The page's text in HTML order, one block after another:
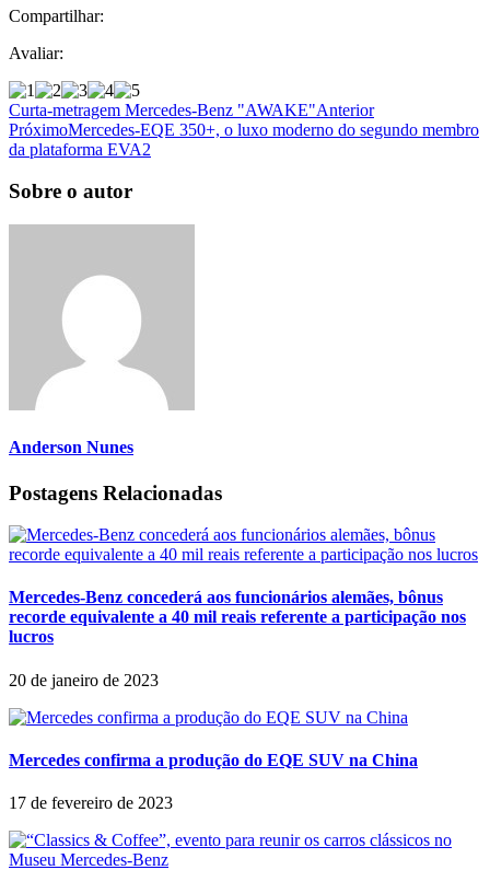
Compartilhar:
Avaliar:
Curta-metragem Mercedes-Benz "AWAKE"Anterior
PróximoMercedes-EQE 350+, o luxo moderno do segundo membro
da plataforma EVA2
Sobre o autor
Anderson Nunes
Postagens Relacionadas
Mercedes-Benz concederá aos funcionários alemães, bônus
recorde equivalente a 40 mil reais referente a participação nos
lucros
20 de janeiro de 2023
Mercedes confirma a produção do EQE SUV na China
17 de fevereiro de 2023